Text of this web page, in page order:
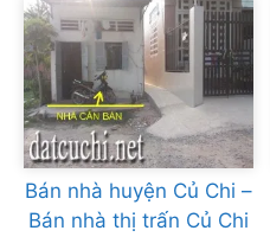
Bán nhà huyện Củ Chi –
Bán nhà thị trấn Củ Chi